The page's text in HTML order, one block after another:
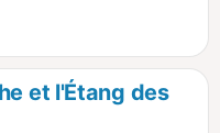
admirer
dans trois observatoires
et l'Étang des